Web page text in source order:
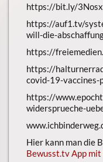
https://bit.ly/
https://auf1.tv/
will-die-
https://
https://
covid-19-vaccines-
https://
widersprueche-
Hier kann man die
Bewusst.tv App